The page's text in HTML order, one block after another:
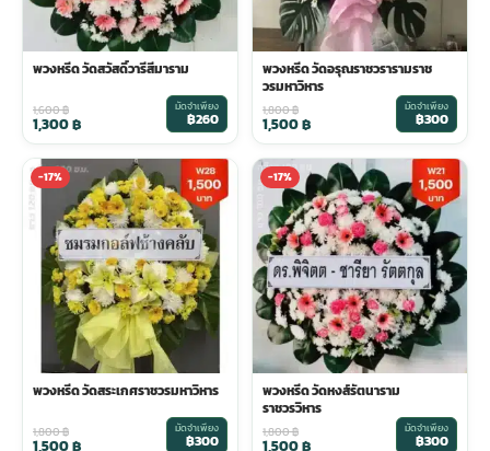
พวงหรีด วัดสวัสดิ์วารีสีมาราม
1,600฿
1,300฿
มัดจำเพียง
฿260
พวงหรีด วัดอรุณราชวรารามราช
วรมหาวิหาร
1,800฿
1,500฿
มัดจำเพียง
฿300
-17%
พวงหรีด วัดสระเกศราชวรมหาวิหาร
1,800฿
1,500฿
มัดจำเพียง
฿300
-17%
พวงหรีด วัดหงส์รัตนาราม
ราชวรวิหาร
1,800฿
1,500฿
มัดจำเพียง
฿300